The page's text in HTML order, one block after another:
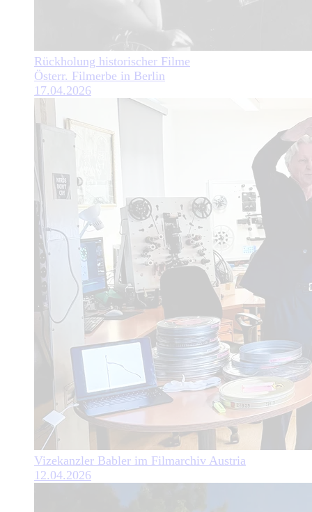
Rückholung historischer Filme
Österr. Filmerbe in Berlin
17.04.2026
Vizekanzler Babler im Filmarchiv Austria
12.04.2026